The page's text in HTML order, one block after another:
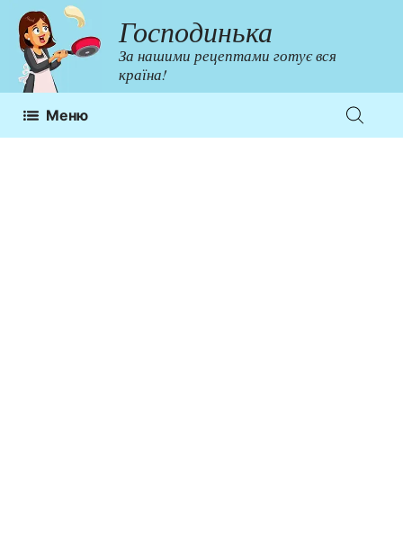
Перейти
до
контенту
Господинька
За нашими рецептами готує вся
країна!
Меню